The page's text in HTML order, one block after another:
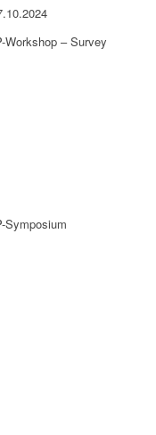
Workshop – Survey
Symposium